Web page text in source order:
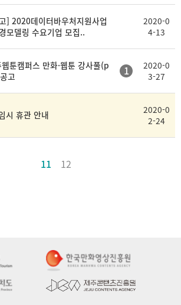
] 2020데이터바우처지원사업
모델링 수요기업 모집..
2020-0
4-13
툰캠퍼스 만화·웹툰 강사풀(p
고
1
2020-0
3-27
시 휴관 안내
2020-0
2-24
11 12